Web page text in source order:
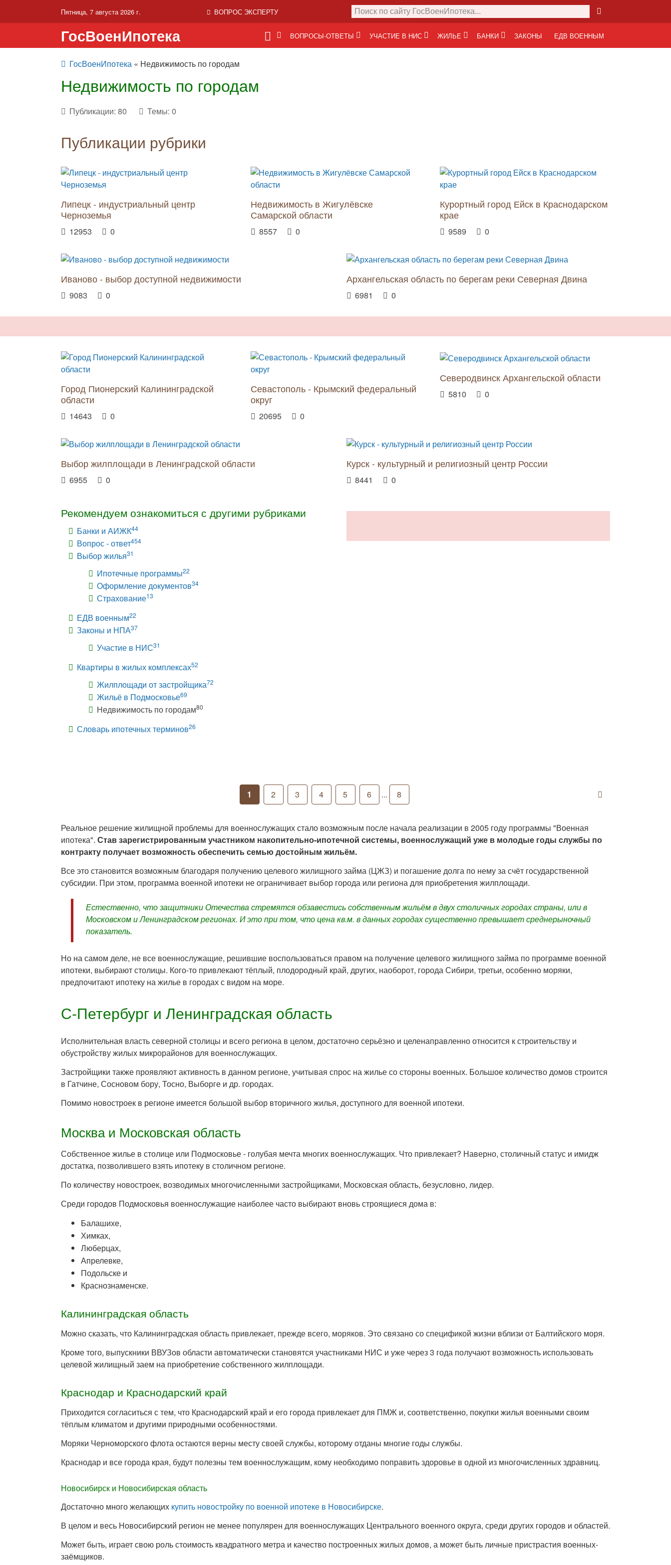
Пятница, 7 августа 2026 г. ВОПРОС ЭКСПЕРТУ
ГосВоенИпотека ВОПРОСЫ-ОТВЕТЫ УЧАСТИЕ В НИС ЖИЛЬЕ БАНКИ ЗАКОНЫ ЕДВ ВОЕННЫМ
ГосВоенИпотека « Недвижимость по городам
Недвижимость по городам
Публикации: 80 Темы: 0
Публикации рубрики
Липецк - индустриальный центр
Черноземья
12953 0
Недвижимость в Жигулёвске
Самарской области
8557 0
Курортный город Ейск в Краснодарском
крае
9589 0
Иваново - выбор доступной недвижимости
9083 0
Архангельская область по берегам реки Северная Двина
6981 0
Город Пионерский Калининградской
области
14643 0
Севастополь - Крымский федеральный
округ
20695 0
Северодвинск Архангельской области
5810 0
Выбор жилплощади в Ленинградской области
6955 0
Курск - культурный и религиозный центр России
8441 0
Рекомендуем ознакомиться с другими рубриками
Банки и АИЖК44
Вопрос - ответ454
Выбор жилья31
Ипотечные программы22
Оформление документов34
Страхование13
ЕДВ военным22
Законы и НПА37
Участие в НИС31
Квартиры в жилых комплексах52
Жилплощади от застройщика72
Жильё в Подмосковье69
Недвижимость по городам80
Словарь ипотечных терминов26
1 2 3 4 5 6 ... 8
Реальное решение жилищной проблемы для военнослужащих стало возможным после начала реализации в 2005 году программы "Военная
ипотека". Став зарегистрированным участником накопительно-ипотечной системы, военнослужащий уже в молодые годы службы по
контракту получает возможность обеспечить семью достойным жильём.
Все это становится возможным благодаря получению целевого жилищного займа (ЦЖЗ) и погашение долга по нему за счёт государственной
субсидии. При этом, программа военной ипотеки не ограничивает выбор города или региона для приобретения жилплощади.
Естественно, что защитники Отечества стремятся обзавестись собственным жильём в двух столичных городах страны, или в
Московском и Ленинградском регионах. И это при том, что цена кв.м. в данных городах существенно превышает среднерыночный
показатель.
Но на самом деле, не все военнослужащие, решившие воспользоваться правом на получение целевого жилищного займа по программе военной
ипотеки, выбирают столицы. Кого-то привлекают тёплый, плодородный край, других, наоборот, города Сибири, третьи, особенно моряки,
предпочитают ипотеку на жилье в городах с видом на море.
С-Петербург и Ленинградская область
Исполнительная власть северной столицы и всего региона в целом, достаточно серьёзно и целенаправленно относится к строительству и
обустройству жилых микрорайонов для военнослужащих.
Застройщики также проявляют активность в данном регионе, учитывая спрос на жилье со стороны военных. Большое количество домов строится
в Гатчине, Сосновом бору, Тосно, Выборге и др. городах.
Помимо новостроек в регионе имеется большой выбор вторичного жилья, доступного для военной ипотеки.
Москва и Московская область
Собственное жилье в столице или Подмосковье - голубая мечта многих военнослужащих. Что привлекает? Наверно, столичный статус и имидж
достатка, позволившего взять ипотеку в столичном регионе.
По количеству новостроек, возводимых многочисленными застройщиками, Московская область, безусловно, лидер.
Среди городов Подмосковья военнослужащие наиболее часто выбирают вновь строящиеся дома в:
Балашихе,
Химках,
Люберцах,
Апрелевке,
Подольске и
Краснознаменске.
Калининградская область
Можно сказать, что Калининградская область привлекает, прежде всего, моряков. Это связано со спецификой жизни вблизи от Балтийского моря.
Кроме того, выпускники ВВУЗов области автоматически становятся участниками НИС и уже через 3 года получают возможность использовать
целевой жилищный заем на приобретение собственного жилплощади.
Краснодар и Краснодарский край
Приходится согласиться с тем, что Краснодарский край и его города привлекает для ПМЖ и, соответственно, покупки жилья военными своим
тёплым климатом и другими природными особенностями.
Моряки Черноморского флота остаются верны месту своей службы, которому отданы многие годы службы.
Краснодар и все города края, будут полезны тем военнослужащим, кому необходимо поправить здоровье в одной из многочисленных здравниц.
Новосибирск и Новосибирская область
Достаточно много желающих купить новостройку по военной ипотеке в Новосибирске.
В целом и весь Новосибирский регион не менее популярен для военнослужащих Центрального военного округа, среди других городов и областей.
Может быть, играет свою роль стоимость квадратного метра и качество построенных жилых домов, а может быть личные пристрастия военных-
заёмщиков.